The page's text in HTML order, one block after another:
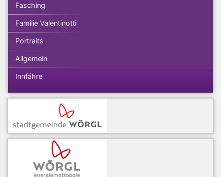
Fasching
Familie Valentinotti
Portraits
Allgemein
Innfähre